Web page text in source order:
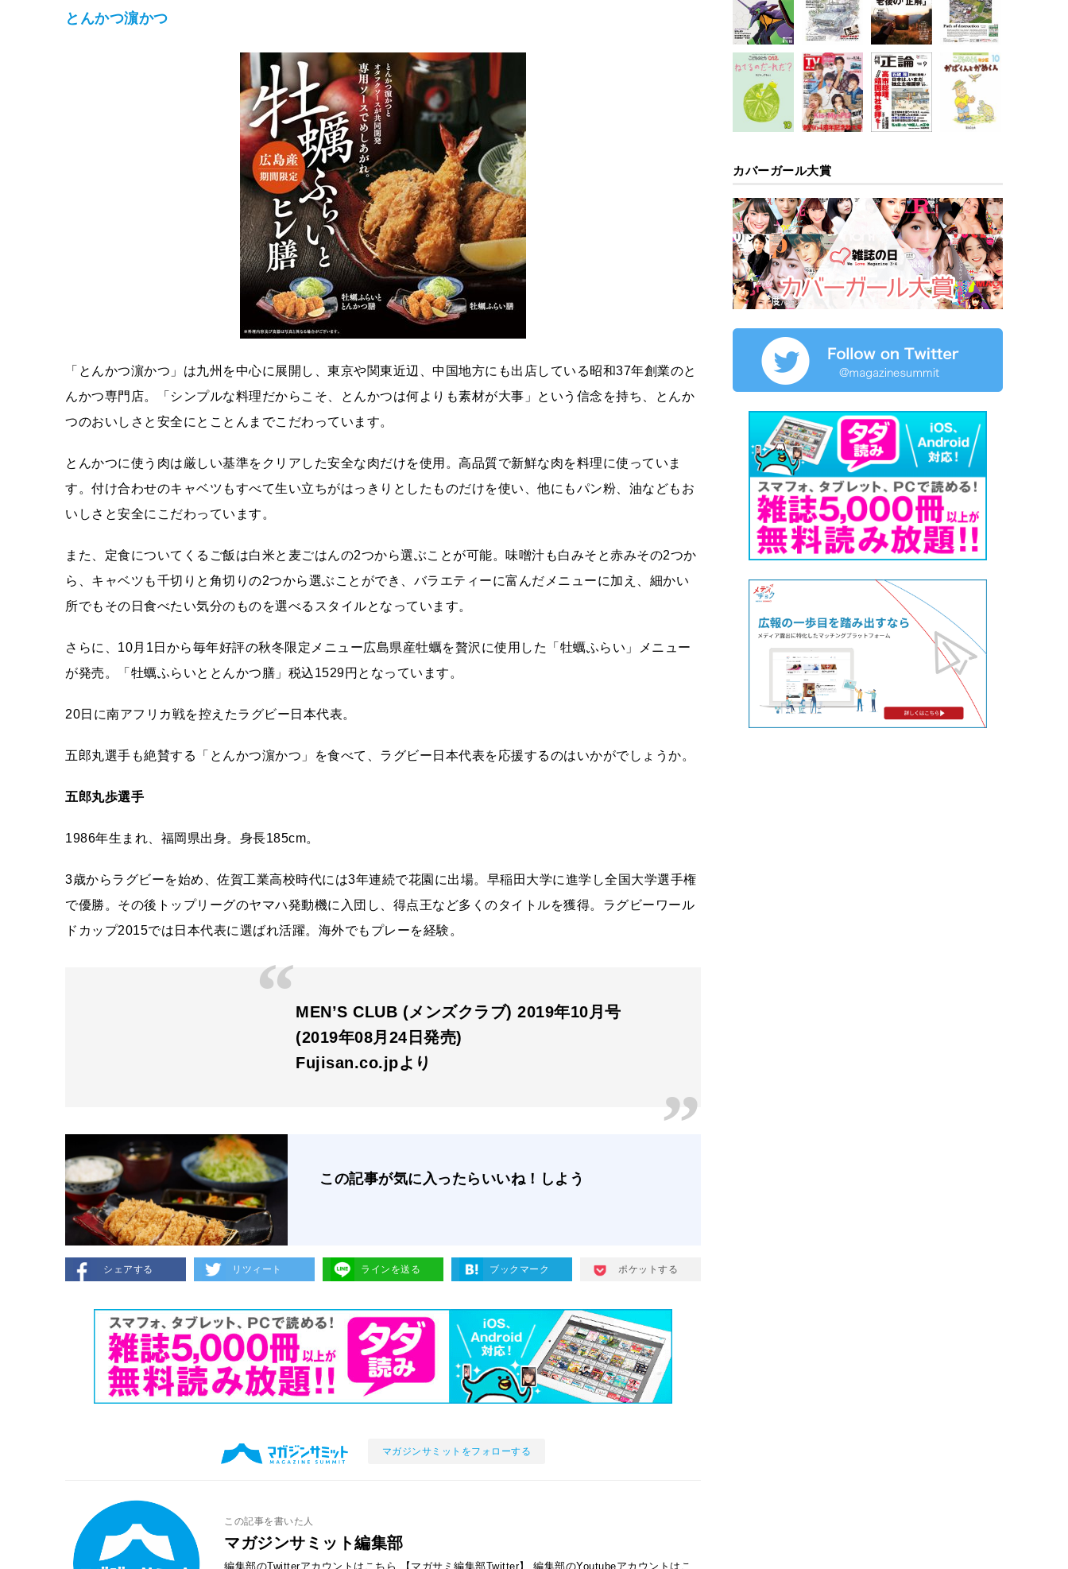
とんかつ濵かつ
「とんかつ濵かつ」は九州を中心に展開し、東京や関東近辺、中国地方にも出店している昭和37年創業のと
んかつ専門店。「シンプルな料理だからこそ、とんかつは何よりも素材が大事」という信念を持ち、とんか
つのおいしさと安全にとことんまでこだわっています。
とんかつに使う肉は厳しい基準をクリアした安全な肉だけを使用。高品質で新鮮な肉を料理に使っていま
す。付け合わせのキャベツもすべて生い立ちがはっきりとしたものだけを使い、他にもパン粉、油などもお
いしさと安全にこだわっています。
また、定食についてくるご飯は白米と麦ごはんの2つから選ぶことが可能。味噌汁も白みそと赤みその2つか
ら、キャベツも千切りと角切りの2つから選ぶことができ、バラエティーに富んだメニューに加え、細かい
所でもその日食べたい気分のものを選べるスタイルとなっています。
さらに、10月1日から毎年好評の秋冬限定メニュー広島県産牡蠣を贅沢に使用した「牡蠣ふらい」メニュー
が発売。「牡蠣ふらいととんかつ膳」税込1529円となっています。
20日に南アフリカ戦を控えたラグビー日本代表。
五郎丸選手も絶賛する「とんかつ濵かつ」を食べて、ラグビー日本代表を応援するのはいかがでしょうか。
五郎丸歩選手
1986年生まれ、福岡県出身。身長185cm。
3歳からラグビーを始め、佐賀工業高校時代には3年連続で花園に出場。早稲田大学に進学し全国大学選手権
で優勝。その後トップリーグのヤマハ発動機に入団し、得点王など多くのタイトルを獲得。ラグビーワール
ドカップ2015では日本代表に選ばれ活躍。海外でもプレーを経験。
MEN’S CLUB (メンズクラブ) 2019年10月号
(2019年08月24日発売)
Fujisan.co.jpより
この記事が気に入ったらいいね！しよう
シェアする リツィート ラインを送る ブックマーク ポケットする
マガジンサミットをフォローする
この記事を書いた人
マガジンサミット編集部
編集部のTwitterアカウントはこちら 【マガサミ編集部Twitter】 編集部のYoutubeアカウントはこ
カバーガール大賞